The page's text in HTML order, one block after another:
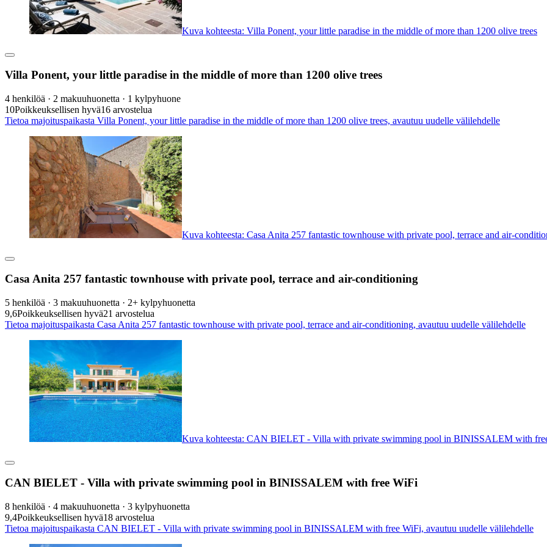
Kuva kohteesta: Villa Ponent, your little paradise in the middle of more than 1200 olive trees
Villa Ponent, your little paradise in the middle of more than 1200 olive trees
4 henkilöä · 2 makuuhuonetta · 1 kylpyhuone
10Poikkeuksellisen hyvä16 arvostelua
Tietoa majoituspaikasta Villa Ponent, your little paradise in the middle of more than 1200 olive trees, avautuu uudelle välilehdelle
Kuva kohteesta: Casa Anita 257 fantastic townhouse with private pool, terrace and air-
Casa Anita 257 fantastic townhouse with private pool, terrace and air-conditioning
5 henkilöä · 3 makuuhuonetta · 2+ kylpyhuonetta
9,6Poikkeuksellisen hyvä21 arvostelua
Tietoa majoituspaikasta Casa Anita 257 fantastic townhouse with private pool, terrace and air-conditioning, avautuu uudelle välilehdelle
Kuva kohteesta: CAN BIELET - Villa with private swimming pool in BINISSALEM with
CAN BIELET - Villa with private swimming pool in BINISSALEM with free WiFi
8 henkilöä · 4 makuuhuonetta · 3 kylpyhuonetta
9,4Poikkeuksellisen hyvä18 arvostelua
Tietoa majoituspaikasta CAN BIELET - Villa with private swimming pool in BINISSALEM with free WiFi, avautuu uudelle välilehdelle